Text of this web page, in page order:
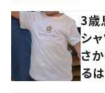
3歳
シ
さ
るは